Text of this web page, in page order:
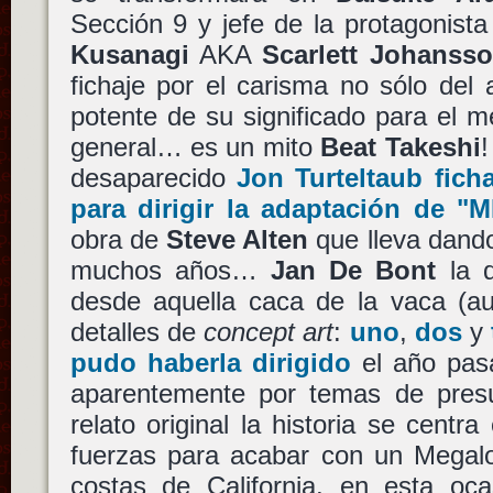
Sección 9 y jefe de la
Kusanagi AKAScarlett
fichaje por el carisma no sólo del
potente de su significado para el
general… es un mito Beat Takeshi
desaparecido Jon Turteltaub
para dirigir la adaptación de
obra de Steve Alten que lleva
muchos años… Jan De Bont la
desde aquella caca de la vaca
detalles deconcept art: uno, dosy
pudo haberla dirigido el año
aparentemente por temas de
relato original la historia se
fuerzas para acabar con un
costas de California, en esta